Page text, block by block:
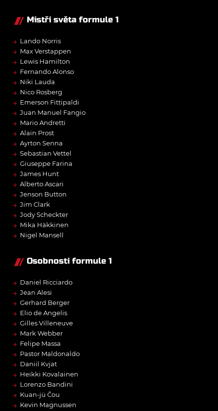
Mistři světa formule 1
→ Lando Norris
→ Max Verstappen
→ Lewis Hamilton
→ Fernando Alonso
→ Niki Lauda
→ Nico Rosberg
→ Emerson Fittipaldi
→ Juan Manuel Fangio
→ Mario Andretti
→ Alain Prost
→ Ayrton Senna
→ Sebastian Vettel
→ Giuseppe Farina
→ James Hunt
→ Alberto Ascari
→ Jenson Button
→ Jim Clark
→ Jody Scheckter
→ Mika Häkkinen
→ Nigel Mansell
Osobnosti formule 1
→ Daniel Ricciardo
→ Jean Alesi
→ Gerhard Berger
→ Elio de Angelis
→ Gilles Villeneuve
→ Mark Webber
→ Felipe Massa
→ Pastor Maldonaldo
→ Daniil Kvjat
→ Heikki Kovalainen
→ Lorenzo Bandini
→ Kuan-jü Čou
→ Kevin Magnussen